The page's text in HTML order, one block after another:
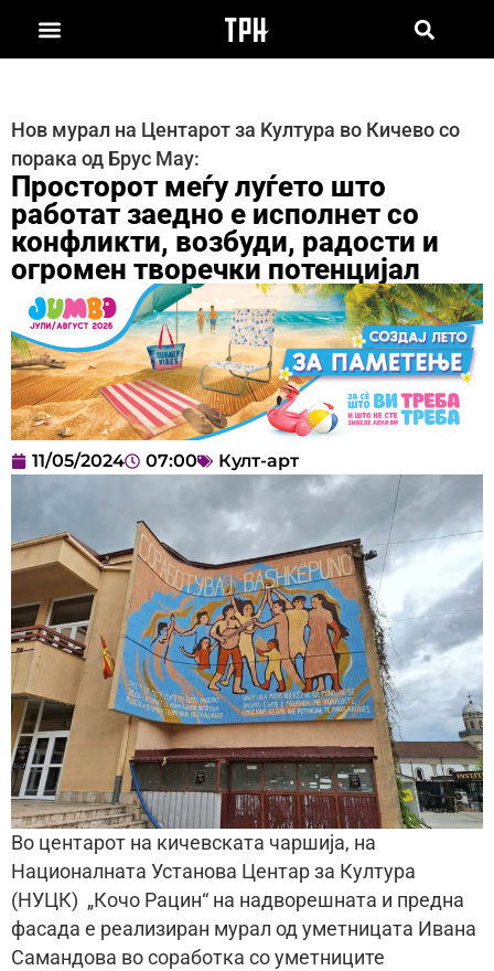
Нов мурал на Центарот за Kултура во Кичево со
порака од Брус Мау:
Просторот меѓу луѓето што
работат заедно е исполнет со
конфликти, возбуди, радости и
огромен творечки потенцијал
11/05/2024 07:00 Култ-арт
Во центарот на кичевската чаршија, на
Националната Установа Центар за Култура
(НУЦК) „Кочо Рацин“ на надворешната и предна
фасада е реализиран мурал од уметницата Ивана
Самандова во соработка со уметниците